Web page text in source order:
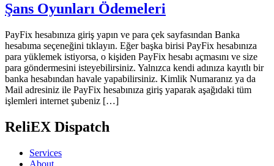
Şans Oyunları Ödemeleri
PayFix hesabınıza giriş yapın ve para çek sayfasından Banka
hesabıma seçeneğini tıklayın. Eğer başka birisi PayFix hesabınıza
para yüklemek istiyorsa, o kişiden PayFix hesabı açmasını ve size
para göndermesini isteyebilirsiniz. Yalnızca kendi adınıza kayıtlı bir
banka hesabından havale yapabilirsiniz. Kimlik Numaranız ya da
Mail adresiniz ile PayFix hesabınıza giriş yaparak aşağıdaki tüm
işlemleri internet şubeniz […]
ReliEX Dispatch
Services
About